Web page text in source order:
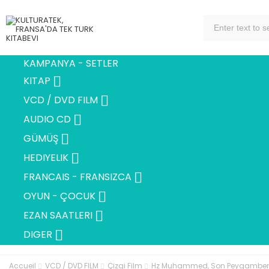
KAMPANYA - SETLER
KITAP 
VCD / DVD FILM 
AUDIO CD 
GÜMÜŞ 
HEDIYELIK 
FRANCAIS - FRANSIZCA 
OYUN - ÇOCUK 
EZAN SAATLERI 
DIGER 
Accueil VCD / DVD FILM Çizgi Film Hz Muhammed, Son